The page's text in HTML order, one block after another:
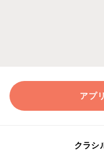
アプ
クラシ